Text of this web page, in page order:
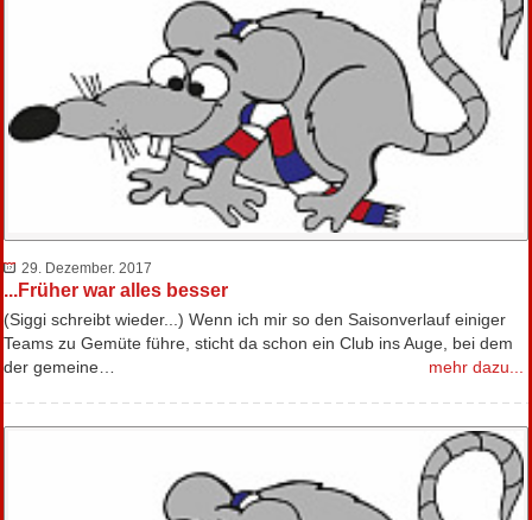
29. Dezember. 2017
...Früher war alles besser
(Siggi schreibt wieder...) Wenn ich mir so den Saisonverlauf einiger
Teams zu Gemüte führe, sticht da schon ein Club ins Auge, bei dem
der gemeine…
mehr dazu...